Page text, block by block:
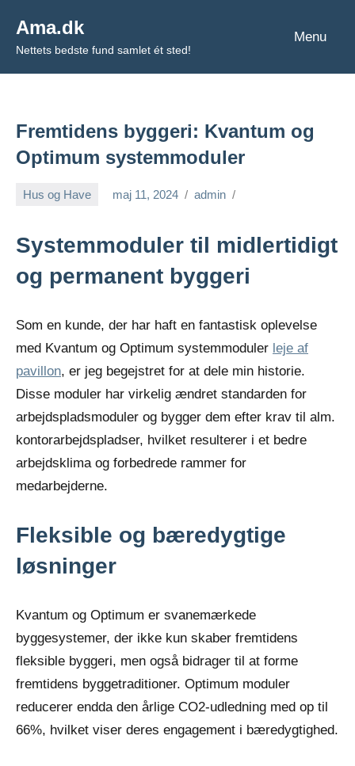
indhold
Ama.dk
Nettets bedste fund samlet ét sted!
Menu
Fremtidens byggeri: Kvantum og
Optimum systemmoduler
Hus og Have maj 11, 2024 admin
Systemmoduler til midlertidigt
og permanent byggeri
Som en kunde, der har haft en fantastisk oplevelse
med Kvantum og Optimum systemmoduler leje af
pavillon, er jeg begejstret for at dele min historie.
Disse moduler har virkelig ændret standarden for
arbejdspladsmoduler og bygger dem efter krav til alm.
kontorarbejdspladser, hvilket resulterer i et bedre
arbejdsklima og forbedrede rammer for
medarbejderne.
Fleksible og bæredygtige
løsninger
Kvantum og Optimum er svanemærkede
byggesystemer, der ikke kun skaber fremtidens
fleksible byggeri, men også bidrager til at forme
fremtidens byggetraditioner. Optimum moduler
reducerer endda den årlige CO2-udledning med op til
66%, hvilket viser deres engagement i bæredygtighed.